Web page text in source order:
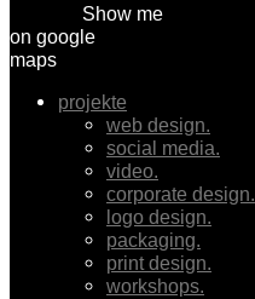
Show me
on google
maps
projekte
web design.
social media.
video.
corporate design.
logo design.
packaging.
print design.
workshops.